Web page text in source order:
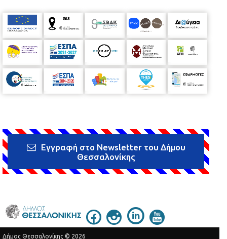
Εγγραφή στο Newsletter του Δήμου
Θεσσαλονίκης
Δήμος Θεσσαλονίκης © 2026